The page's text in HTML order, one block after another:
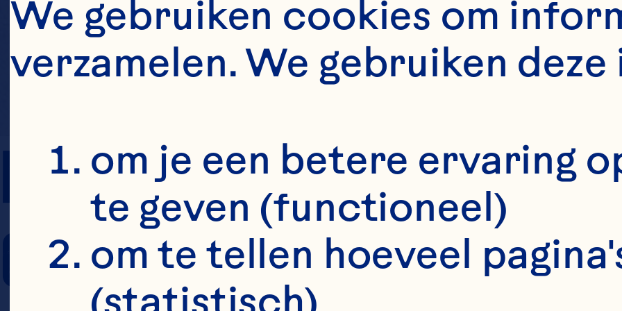
PREP TIME 15 minuten
COOKING TIME 25-30 minutes
We gebruiken cookies om
verzamelen. We gebruiken
om je een betere ervaring
te geven (functioneel)
om te tellen hoeveel
(statistisch)